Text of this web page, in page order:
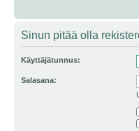
Sinun pitää olla
Käyttäjätunnus:
Salasana: